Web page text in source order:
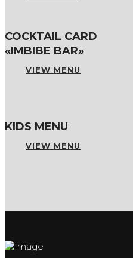
COCKTAIL CARD
«IMBIBE BAR»
VIEW MENU
KIDS MENU
VIEW MENU